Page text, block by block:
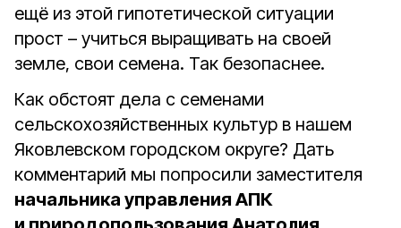
ещё из этой гипотетической ситуации
прост – учиться выращивать на своей
земле, свои семена. Так безопаснее.
Как обстоят дела с семенами
сельскохозяйственных культур в нашем
Яковлевском городском округе? Дать
комментарий мы попросили заместителя
начальника управления АПК